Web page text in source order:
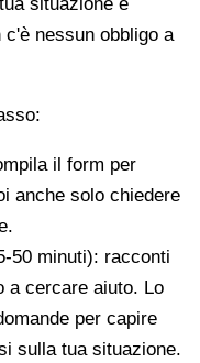
nessun obbligo a
il form per
anche solo chiedere
50 minuti): racconti
a cercare aiuto. Lo
per capire
sulla tua situazione.